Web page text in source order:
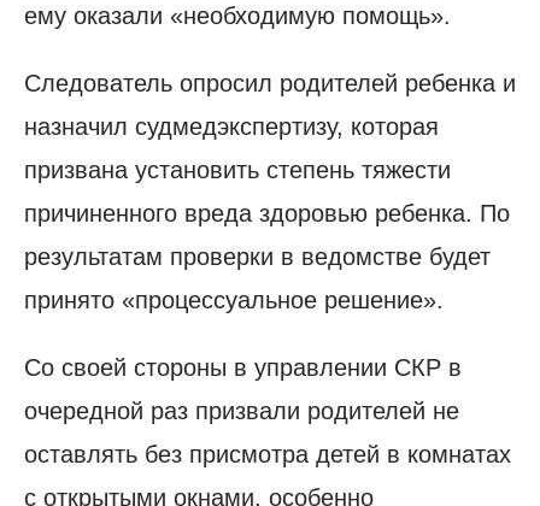
ему оказали «необходимую помощь».
Следователь опросил родителей ребенка и
назначил судмедэкспертизу, которая
призвана установить степень тяжести
причиненного вреда здоровью ребенка. По
результатам проверки в ведомстве будет
принято «процессуальное решение».
Со своей стороны в управлении СКР в
очередной раз призвали родителей не
оставлять без присмотра детей в комнатах
с открытыми окнами, особенно